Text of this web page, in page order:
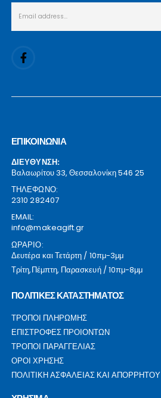
ΕΠΙΚΟΙΝΩΝΙΑ
ΔΙΕΥΘΥΝΣΗ:
Βαλαωρίτου 33, Θεσσαλονίκη 546 25
ΤΗΛΕΦΩΝΟ:
2310 282407
EMAIL:
info@makeagift.gr
ΩΡΑΡΙΟ:
Δευτέρα και Τετάρτη / 10πμ-3μμ
Τρίτη,Πέμπτη, Παρασκευή / 10πμ-8μμ
ΠΟΛΙΤΙΚΕΣ ΚΑΤΑΣΤΗΜΑΤΟΣ
ΤΡΟΠΟΙ ΠΛΗΡΩΜΗΣ
ΕΠΙΣΤΡΟΦΕΣ ΠΡΟΙΟΝΤΩΝ
ΤΡΟΠΟΙ ΠΑΡΑΓΓΕΛΙΑΣ
ΟΡΟΙ ΧΡΗΣΗΣ
ΠΟΛΙΤΙΚΗ ΑΣΦΑΛΕΙΑΣ ΚΑΙ ΑΠΟΡΡΗΤΟΥ